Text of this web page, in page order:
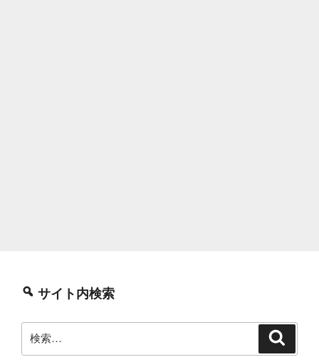
サイト内検索
索: